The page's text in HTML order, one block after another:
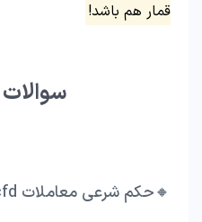
قمار هم باشد!
🔸حکم شرعی معاملات cfd چیست؟